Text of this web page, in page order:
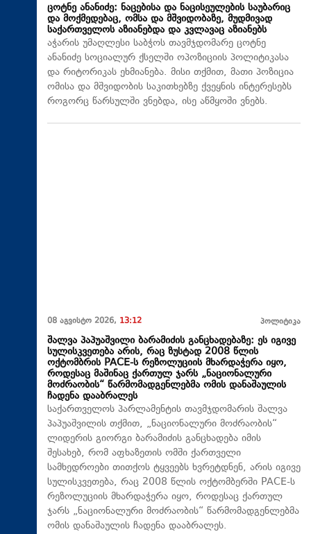
ცოტნე ანანიძე: ნაცებისა და ნაცისეულების საუბარიც
და მოქმედებაც, ომსა და მშვიდობაზე, მუდმივად
საქართველოს აზიანებდა და კვლავაც აზიანებს
აჭარის უმაღლესი საბჭოს თავმჯდომარე ცოტნე
ანანიძე სოციალურ ქსელში ოპოზიციის პოლიტიკასა
და რიტორიკას ეხმიანება. მისი თქმით, მათი პოზიცია
ომისა და მშვიდობის საკითხებზე ქვეყნის ინტერესებს
როგორც წარსულში ვნებდა, ისე აწმყოში ვნებს.
08 აგვისტო 2026, 13:12 პოლიტიკა
შალვა პაპუაშვილი ბარამიძის განცხადებაზე: ეს იგივე
სულისკვეთება არის, რაც ზუსტად 2008 წლის
ოქტომბრის PACE-ს რეზოლუციის მხარდაჭერა იყო,
როდესაც მაშინაც ქართულ ჯარს „ნაციონალური
მოძრაობის“ წარმომადგენლებმა ომის დანაშაულის
ჩადენა დააბრალეს
საქართველოს პარლამენტის თავმჯდომარის შალვა
პაპუაშვილის თქმით, „ნაციონალური მოძრაობის“
ლიდერის გიორგი ბარამიძის განცხადება იმის
შესახებ, რომ აფხაზეთის ომში ქართველი
სამხედროები თითქოს ტყვეებს ხვრეტდნენ, არის იგივე
სულისკვეთება, რაც 2008 წლის ოქტომბერში PACE-ს
რეზოლუციის მხარდაჭერა იყო, როდესაც ქართულ
ჯარს „ნაციონალური მოძრაობის“ წარმომადგენლებმა
ომის დანაშაულის ჩადენა დააბრალეს.